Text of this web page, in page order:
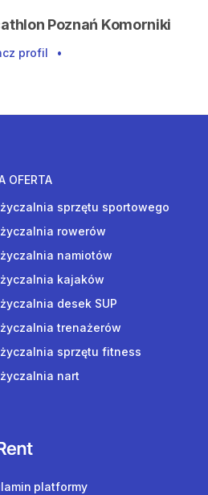
Poznań Komorniki
profil •
OFERTA
sprzętu sportowego
rowerów
namiotów
kajaków
desek SUP
trenażerów
sprzętu fitness
nart
platformy